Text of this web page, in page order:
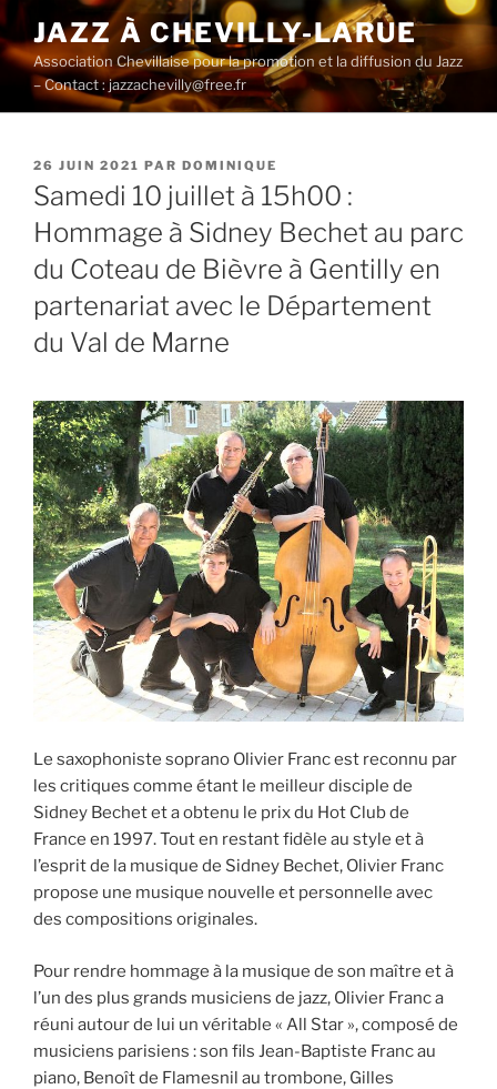
au
contenu
principal
JAZZ À CHEVILLY-LARUE
Association Chevillaise pour la promotion et la diffusion du Jazz
– Contact : jazzachevilly@free.fr
PUBLIÉ
LE
26 JUIN 2021 PAR DOMINIQUE
Samedi 10 juillet à 15h00 :
Hommage à Sidney Bechet au parc
du Coteau de Bièvre à Gentilly en
partenariat avec le Département
du Val de Marne
Le saxophoniste soprano Olivier Franc est reconnu par
les critiques comme étant le meilleur disciple de
Sidney Bechet et a obtenu le prix du Hot Club de
France en 1997. Tout en restant fidèle au style et à
l’esprit de la musique de Sidney Bechet, Olivier Franc
propose une musique nouvelle et personnelle avec
des compositions originales.
Pour rendre hommage à la musique de son maître et à
l’un des plus grands musiciens de jazz, Olivier Franc a
réuni autour de lui un véritable « All Star », composé de
musiciens parisiens : son fils Jean-Baptiste Franc au
piano, Benoît de Flamesnil au trombone, Gilles